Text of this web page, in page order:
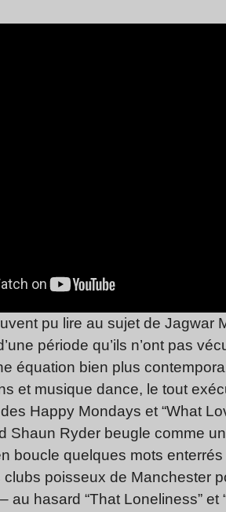
pu lire au sujet de Jagwar
période qu’ils n’ont pas
équation bien plus
et musique dance, le tout
Happy Mondays et “What
Shaun Ryder beugle comme
­boucle quelques mots
poisseux de Manchester
hasard “That Loneliness” et